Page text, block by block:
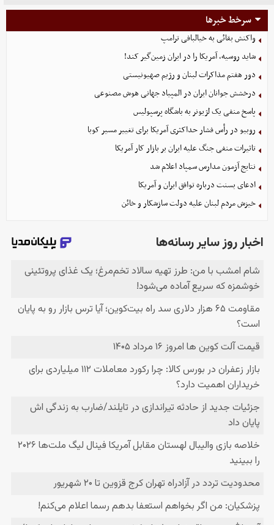
سرخط خبرها
واکنش بقائی به خیالبافی ترامپ
شاید روسیه، آمریکا را در ایران زمین‌گیر کند!
دور هفتم مذاکرات لبنان و رژیم صهیونیستی
درخشش جوانان ایران در المپیاد جهانی هوش مصنوعی
پاسخ منفی یک لژیونر به باشگاه پرسپولیس
روبیو در رأس فشار حداکثری آمریکا برای تغییر مسیر کوبا
تاثیرات منفی جنگ علیه ایران بر بازار کار آمریکا
نتایج آزمون مدارس سمپاد اعلام شد
ادعای بسنت درباره توافق ایران و آمریکا
خیزش مردم لبنان علیه دولت سازشکار و خائن